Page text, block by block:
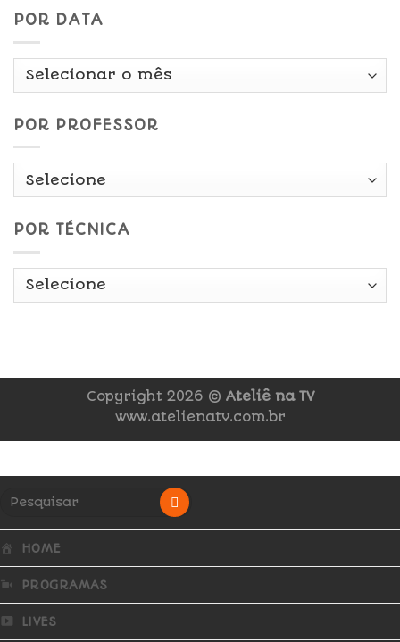
POR DATA
Por
POR PROFESSOR
POR TÉCNICA
Copyright 2026 © Ateliê na TV
www.atelienatv.com.br
HOME
PROGRAMAS
LIVES